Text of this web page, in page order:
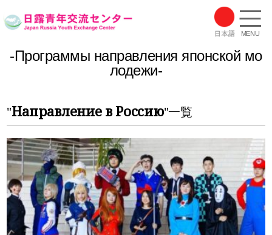
MENU
-Программы направления японской мо
лодежи-
"Направление в Россию"一覧